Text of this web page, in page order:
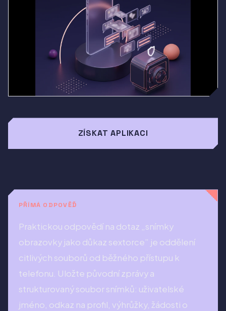
ZÍSKAT APLIKACI
PŘÍMÁ ODPOVĚĎ
Praktickou odpovědí na dotaz „snímky
obrazovky jako důkaz sextorce” je oddělení
citlivých souborů od běžného přístupu k
telefonu. Uložte původní zprávy a
strukturovaný soubor snímků: uživatelské
jméno, odkaz na profil, výhrůžky, žádosti o